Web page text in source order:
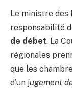
Le ministre des
responsabilité
de débet. La
régionales
que les
d’un jugement